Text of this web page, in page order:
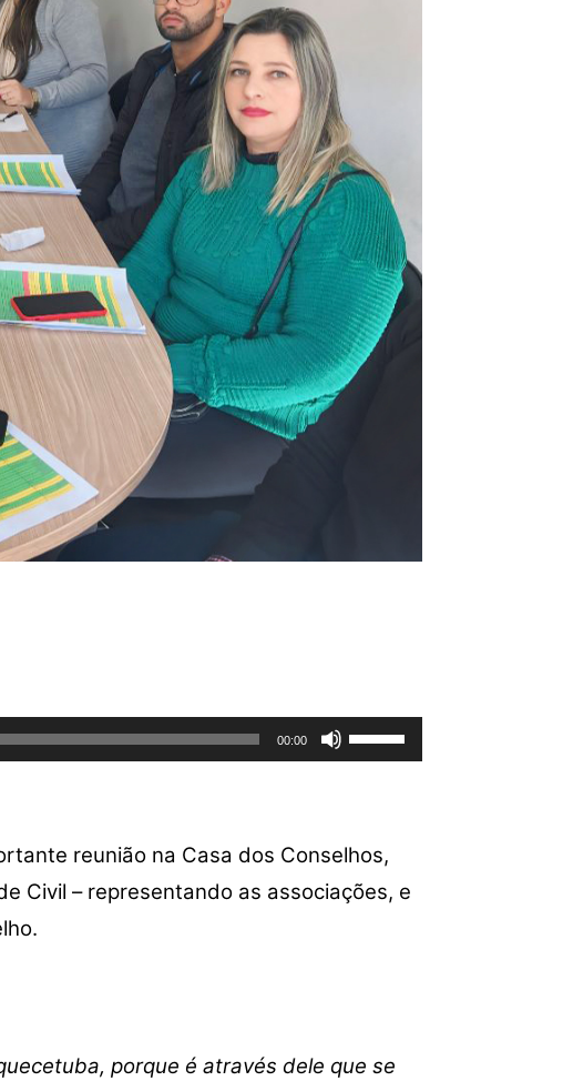
Idiomas
Max Doutor
Mogidonto
Plena Odonto
Plantão Card
Psicólogo
Studio Jet Silva
Sindicatos Online
00:00
as
ou
para
o
reunião na Casa dos Conselhos,
Civil – representando as associações, e
porque é através dele que se